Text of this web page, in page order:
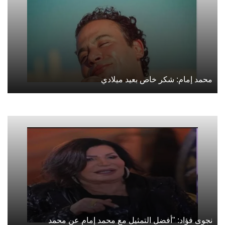
محمد إمام: شكر خاص بعيد ميلادي
نجوى فؤاد: "أفضل التمثيل مع محمد إمام عن محمد